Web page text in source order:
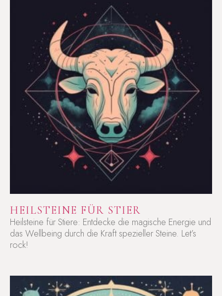
HEILSTEINE FÜR STIER
Heilsteine für Stiere: Entdecke die magische Energie und
das Wellbeing durch die Kraft spezieller Steine. Let’s
rock!